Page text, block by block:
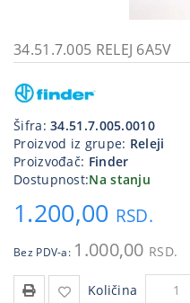
priključci
Kućna
tehnika
Poslovna
oprema,računari
Strujni
program
34.51.7.005 RELEJ 6A5V
Šifra:34.51.7.005.0010
Proizvod iz grupe: Releji
Proizvođač: Finder
Dostupnost:Na stanju
1.200,00 RSD.
Bez PDV-a: 1.000,00 RSD.
Količina